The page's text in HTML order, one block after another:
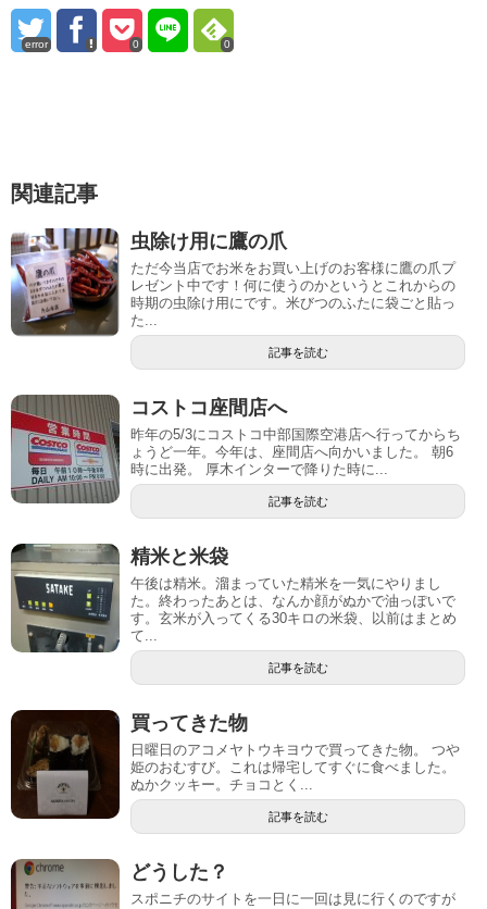
error 0 0
関連記事
虫除け用に鷹の爪
ただ今当店でお米をお買い上げのお客様に鷹の爪プ
レゼント中です！何に使うのかというとこれからの
時期の虫除け用にです。米びつのふたに袋ごと貼っ
た...
記事を読む
コストコ座間店へ
昨年の5/3にコストコ中部国際空港店へ行ってからち
ょうど一年。今年は、座間店へ向かいました。 朝6
時に出発。 厚木インターで降りた時に...
記事を読む
精米と米袋
午後は精米。溜まっていた精米を一気にやりまし
た。終わったあとは、なんか顔がぬかで油っぽいで
す。玄米が入ってくる30キロの米袋、以前はまとめ
て...
記事を読む
買ってきた物
日曜日のアコメヤトウキヨウで買ってきた物。 つや
姫のおむすび。これは帰宅してすぐに食べました。
ぬかクッキー。チョコとく...
記事を読む
どうした？
スポニチのサイトを一日に一回は見に行くのですが